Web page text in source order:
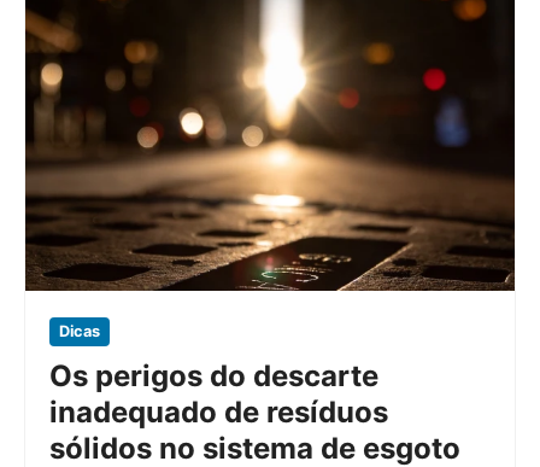
Dicas
Os perigos do descarte
inadequado de resíduos
sólidos no sistema de esgoto